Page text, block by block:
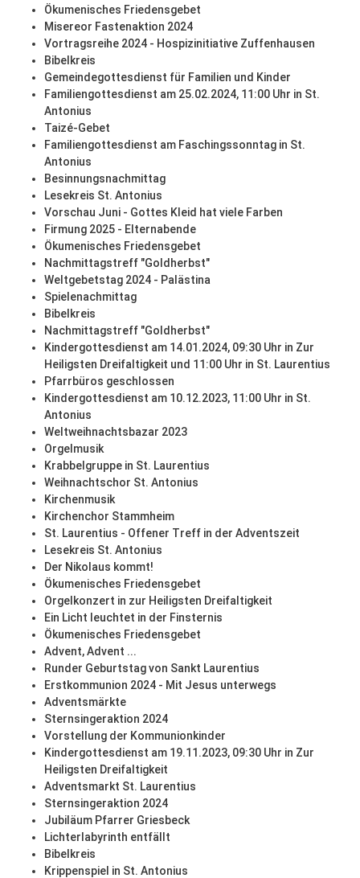
Ökumenisches Friedensgebet
Misereor Fastenaktion 2024
Vortragsreihe 2024 - Hospizinitiative Zuffenhausen
Bibelkreis
Gemeindegottesdienst für Familien und Kinder
Familiengottesdienst am 25.02.2024, 11:00 Uhr in St.
Antonius
Taizé-Gebet
Familiengottesdienst am Faschingssonntag in St.
Antonius
Besinnungsnachmittag
Lesekreis St. Antonius
Vorschau Juni - Gottes Kleid hat viele Farben
Firmung 2025 - Elternabende
Ökumenisches Friedensgebet
Nachmittagstreff "Goldherbst"
Weltgebetstag 2024 - Palästina
Spielenachmittag
Bibelkreis
Nachmittagstreff "Goldherbst"
Kindergottesdienst am 14.01.2024, 09:30 Uhr in Zur
Heiligsten Dreifaltigkeit und 11:00 Uhr in St. Laurentius
Pfarrbüros geschlossen
Kindergottesdienst am 10.12.2023, 11:00 Uhr in St.
Antonius
Weltweihnachtsbazar 2023
Orgelmusik
Krabbelgruppe in St. Laurentius
Weihnachtschor St. Antonius
Kirchenmusik
Kirchenchor Stammheim
St. Laurentius - Offener Treff in der Adventszeit
Lesekreis St. Antonius
Der Nikolaus kommt!
Ökumenisches Friedensgebet
Orgelkonzert in zur Heiligsten Dreifaltigkeit
Ein Licht leuchtet in der Finsternis
Ökumenisches Friedensgebet
Advent, Advent ...
Runder Geburtstag von Sankt Laurentius
Erstkommunion 2024 - Mit Jesus unterwegs
Adventsmärkte
Sternsingeraktion 2024
Vorstellung der Kommunionkinder
Kindergottesdienst am 19.11.2023, 09:30 Uhr in Zur
Heiligsten Dreifaltigkeit
Adventsmarkt St. Laurentius
Sternsingeraktion 2024
Jubiläum Pfarrer Griesbeck
Lichterlabyrinth entfällt
Bibelkreis
Krippenspiel in St. Antonius